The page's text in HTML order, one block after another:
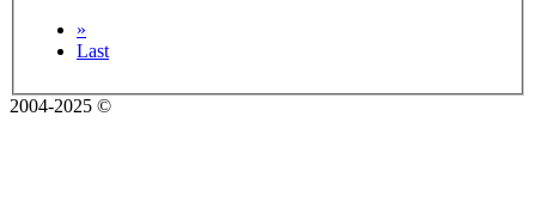
»
Last
2004-2025 ©